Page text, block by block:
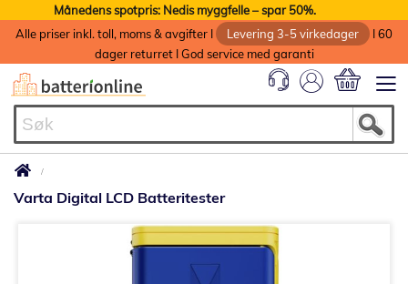
Månedens spotpris: Nedis myggfelle – spar 50%.
Alle priser inkl. toll, moms & avgifter I
Levering 3-5 virkedager
I 60
dager returret I God service med garanti
Varta Digital LCD Batteritester